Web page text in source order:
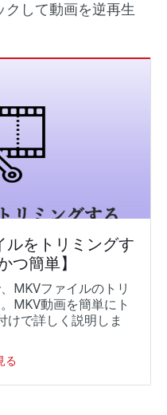
クして動画を逆再生
ルをトリミングす
つ簡単】
MKVファイルのトリ
MKV動画を簡単にト
けで詳しく説明しま
る